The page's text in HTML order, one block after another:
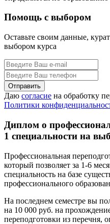
Помощь с выбором
Оставьте своим данные,
выбором курса
Даю согласие на обработку
Политики
Диплом о
1 специальности на
Профессиональная
который позволяет за 1-6
специальность на базе
профессионального
На последнем семестре вы
на 10 000 руб. на
переподготовки из перечня,